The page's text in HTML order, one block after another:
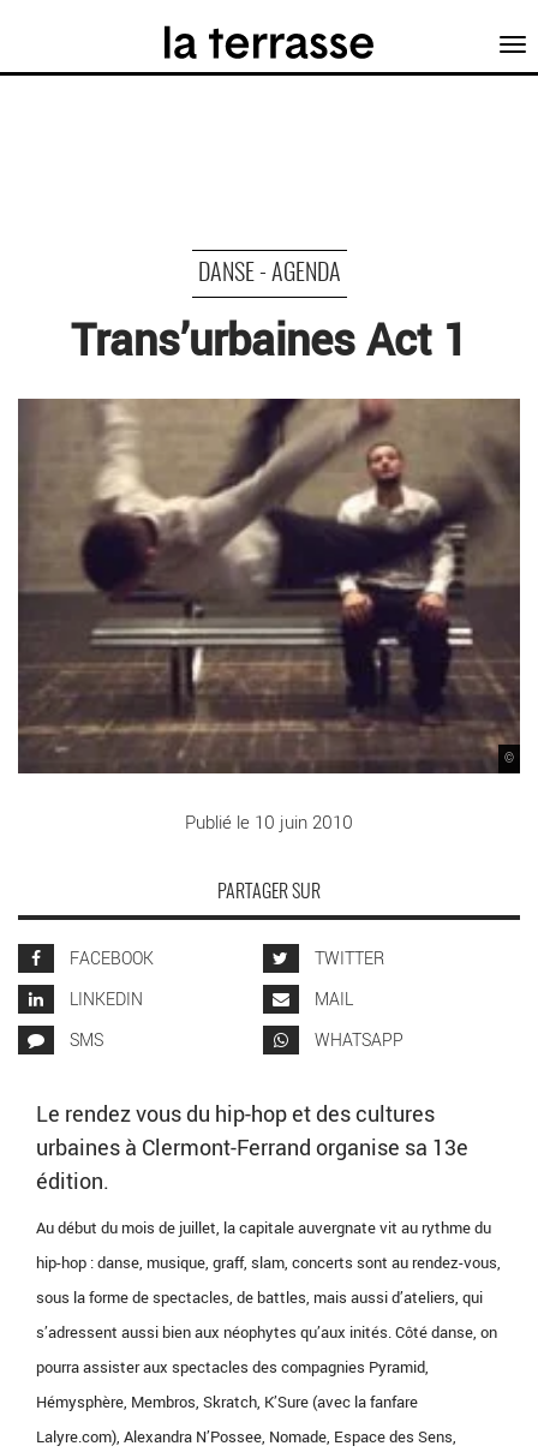
DANSE - AGENDA
Trans’urbaines Act 1
©
Publié le 10 juin 2010
PARTAGER SUR
FACEBOOK
TWITTER
LINKEDIN
MAIL
SMS
WHATSAPP
Le rendez vous du hip-hop et des cultures
urbaines à Clermont-Ferrand organise sa 13e
édition.
Au début du mois de juillet, la capitale auvergnate vit au rythme du
hip-hop : danse, musique, graff, slam, concerts sont au rendez-vous,
sous la forme de spectacles, de battles, mais aussi d’ateliers, qui
s’adressent aussi bien aux néophytes qu’aux inités. Côté danse, on
pourra assister aux spectacles des compagnies Pyramid,
Hémysphère, Membros, Skratch, K’Sure (avec la fanfare
Lalyre.com), Alexandra N’Possee, Nomade, Espace des Sens,